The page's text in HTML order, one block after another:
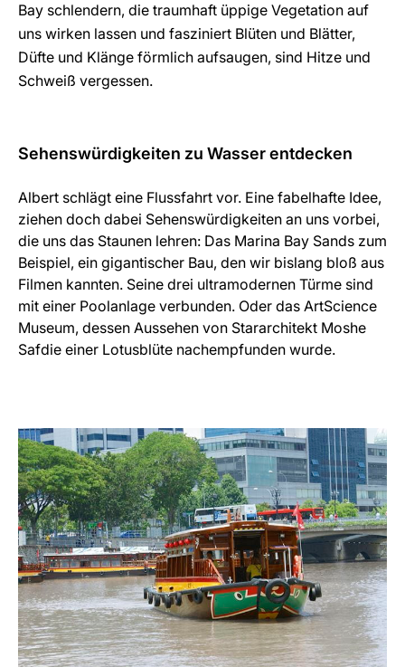
Bay schlendern, die traumhaft üppige Vegetation auf
uns wirken lassen und fasziniert Blüten und Blätter,
Düfte und Klänge förmlich aufsaugen, sind Hitze und
Schweiß vergessen.
Sehenswürdigkeiten zu Wasser entdecken
Albert schlägt eine Flussfahrt vor. Eine fabelhafte Idee,
ziehen doch dabei Sehenswürdigkeiten an uns vorbei,
die uns das Staunen lehren: Das Marina Bay Sands zum
Beispiel, ein gigantischer Bau, den wir bislang bloß aus
Filmen kannten. Seine drei ultramodernen Türme sind
mit einer Poolanlage verbunden. Oder das ArtScience
Museum, dessen Aussehen von Stararchitekt Moshe
Safdie einer Lotusblüte nachempfunden wurde.